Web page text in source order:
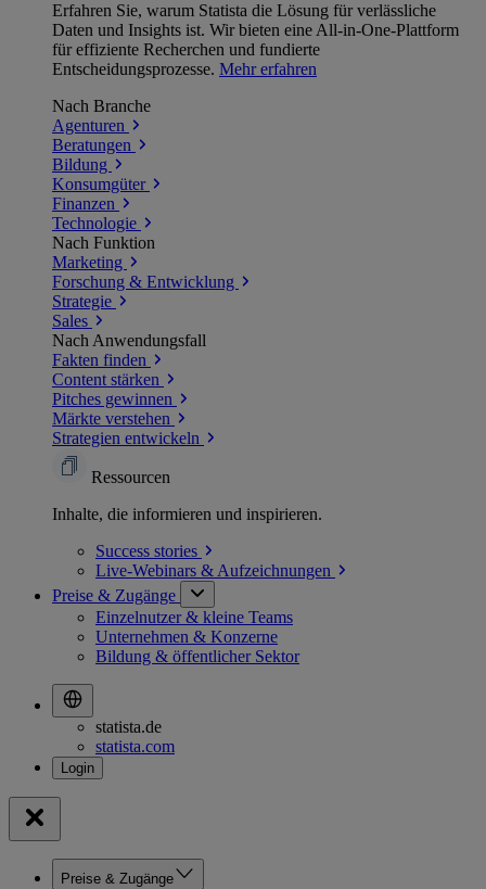
Erfahren Sie, warum Statista die Lösung für verlässliche
Daten und Insights ist. Wir bieten eine All-in-One-Plattform
für effiziente Recherchen und fundierte
Entscheidungsprozesse. Mehr erfahren
Nach Branche
Agenturen
Beratungen
Bildung
Konsumgüter
Finanzen
Technologie
Nach Funktion
Marketing
Forschung & Entwicklung
Strategie
Sales
Nach Anwendungsfall
Fakten finden
Content stärken
Pitches gewinnen
Märkte verstehen
Strategien entwickeln
Ressourcen
Inhalte, die informieren und inspirieren.
Success stories
Live-Webinars & Aufzeichnungen
Preise & Zugänge
Einzelnutzer & kleine Teams
Unternehmen & Konzerne
Bildung & öffentlicher Sektor
statista.de
statista.com
Preise & Zugänge